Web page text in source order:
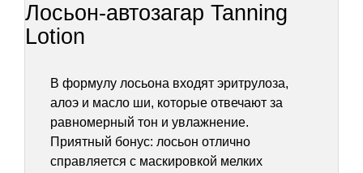
Лосьон-автозагар Tanning
Lotion
В формулу лосьона входят эритрулоза,
алоэ и масло ши, которые отвечают за
равномерный тон и увлажнение.
Приятный бонус: лосьон отлично
справляется с маскировкой мелких